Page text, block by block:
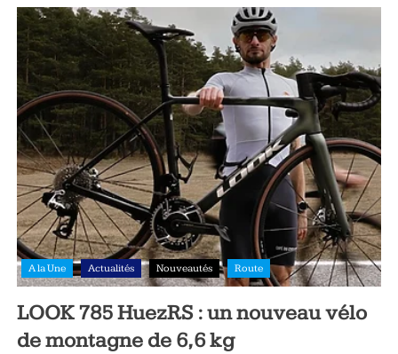
A la Une Actualités Nouveautés Route
LOOK 785 HuezRS : un nouveau vélo
de montagne de 6,6 kg